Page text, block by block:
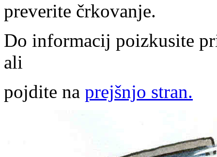
preverite črkovanje.
Do informacij poizkusite
ali
pojdite na prejšnjo stran.